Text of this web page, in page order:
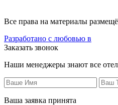
Все права на материалы
Разработано с любовью в
Заказать звонок
Наши менеджеры знают все
Ваша заявка принята